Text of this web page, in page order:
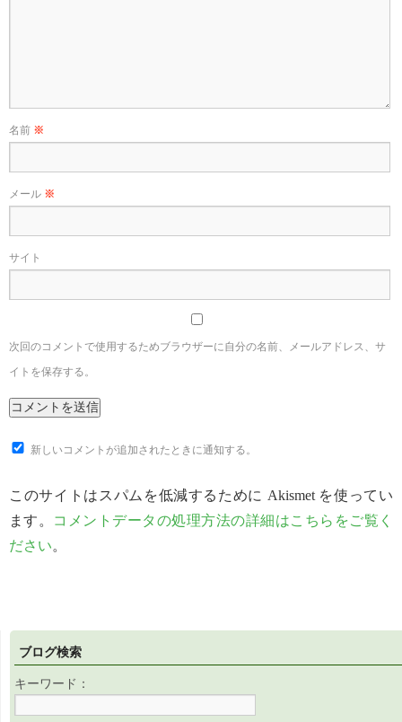
名前 ※
メール ※
サイト
次回のコメントで使用するためブラウザーに自分の名前、メールアドレス、サ
イトを保存する。
新しいコメントが追加されたときに通知する。
このサイトはスパムを低減するために Akismet を使ってい
ます。 コメントデータの処理方法の詳細はこちらをご覧く
ださい。
ブログ検索
キーワード：